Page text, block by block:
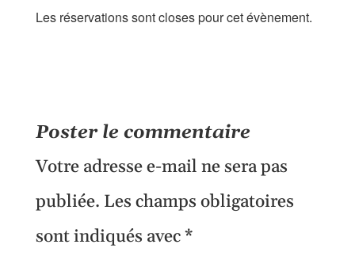
Les réservations sont closes pour cet évènement.
Poster le commentaire
Votre adresse e-mail ne sera pas
publiée. Les champs obligatoires
sont indiqués avec*